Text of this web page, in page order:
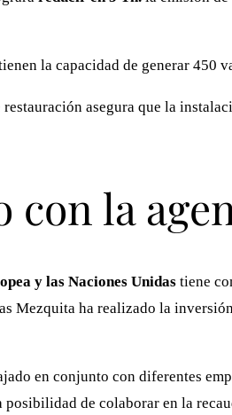
la capacidad de generar 450
asegura que la
la
y las Naciones Unidas tiene
Mezquita ha realizado la
en conjunto con diferentes
de colaborar en la